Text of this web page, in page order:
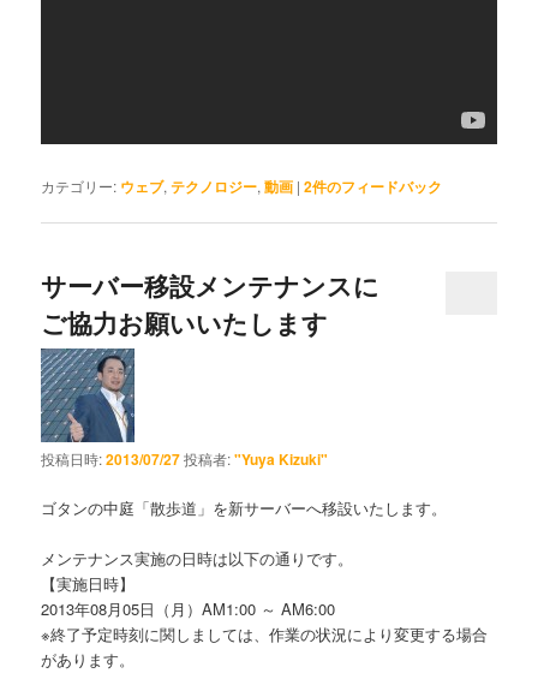
カテゴリー: ウェブ,テクノロジー,動画 |2件のフィードバック
サーバー移設メンテナンスに
ご協力お願いいたします
投稿日時:2013/07/27投稿者:"Yuya Kizuki"
ゴタンの中庭「散歩道」を新サーバーへ移設いたします。
メンテナンス実施の日時は以下の通りです。
【実施日時】
2013年08月05日（月）AM1:00 ～ AM6:00
※終了予定時刻に関しましては、作業の状況により変更する場合
があります。